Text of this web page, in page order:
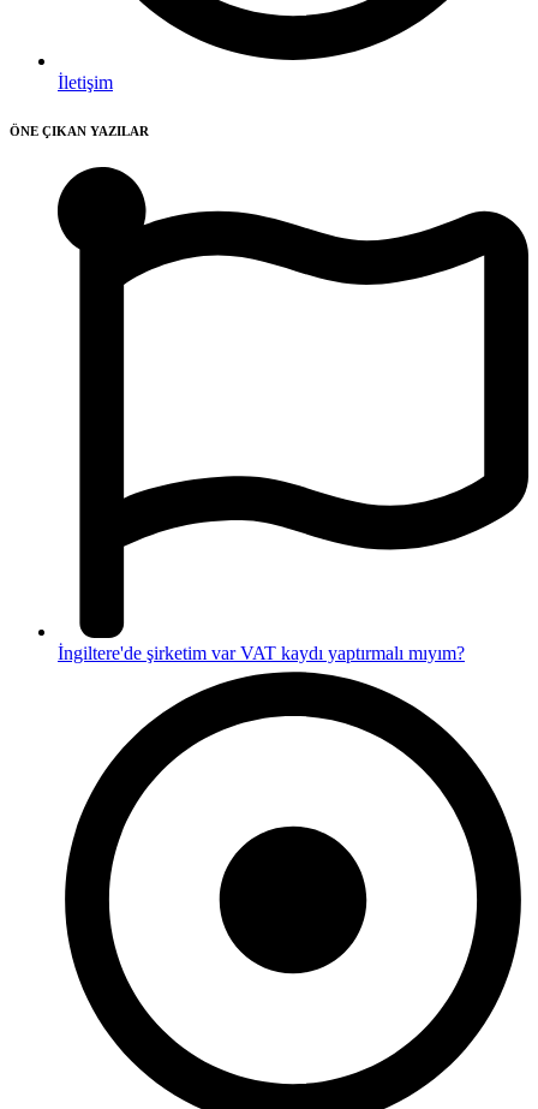
İletişim
ÖNE ÇIKAN YAZILAR
İngiltere'de şirketim var VAT kaydı yaptırmalı mıyım?